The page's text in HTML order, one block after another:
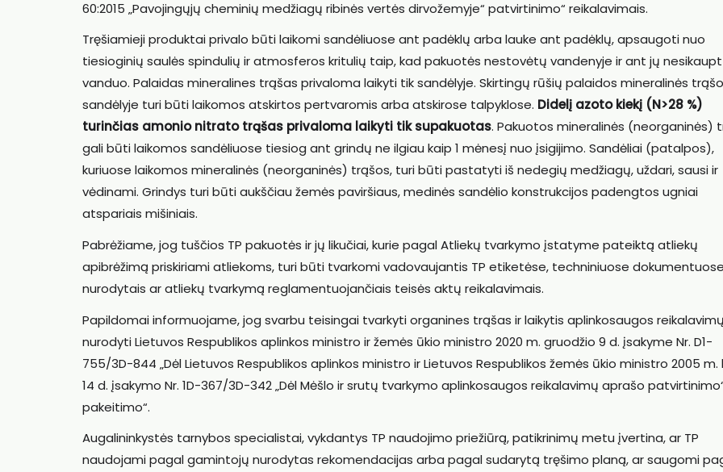
60:2015 „Pavojingųjų cheminių medžiagų ribinės vertės dirvožemyje“ patvirtinimo“ reikalavimais.
Tręšiamieji produktai privalo būti laikomi sandėliuose ant padėklų arba lauke ant padėklų, apsaugoti nuo
tiesioginių saulės spindulių ir atmosferos kritulių taip, kad pakuotės nestovėtų vandenyje ir ant jų
vanduo. Palaidas mineralines trąšas privaloma laikyti tik sandėlyje. Skirtingų rūšių palaidos mineralinės
sandėlyje turi būti laikomos atskirtos pertvaromis arba atskirose talpyklose. Didelį azoto kiekį (N>28 %)
turinčias amonio nitrato trąšas privaloma laikyti tik supakuotas. Pakuotos mineralinės (neorganinės)
gali būti laikomos sandėliuose tiesiog ant grindų ne ilgiau kaip 1 mėnesį nuo įsigijimo. Sandėliai (patalpos),
kuriuose laikomos mineralinės (neorganinės) trąšos, turi būti pastatyti iš nedegių medžiagų, uždari, sausi ir
vėdinami. Grindys turi būti aukščiau žemės paviršiaus, medinės sandėlio konstrukcijos padengtos ugniai
atspariais mišiniais.
Pabrėžiame, jog tuščios TP pakuotės ir jų likučiai, kurie pagal Atliekų tvarkymo įstatyme pateiktą atliekų
apibrėžimą priskiriami atliekoms, turi būti tvarkomi vadovaujantis TP etiketėse, techniniuose
nurodytais ar atliekų tvarkymą reglamentuojančiais teisės aktų reikalavimais.
Papildomai informuojame, jog svarbu teisingai tvarkyti organines trąšas ir laikytis aplinkosaugos
nurodyti Lietuvos Respublikos aplinkos ministro ir žemės ūkio ministro 2020 m. gruodžio 9 d. įsakyme Nr. D1-
755/3D-844 „Dėl Lietuvos Respublikos aplinkos ministro ir Lietuvos Respublikos žemės ūkio ministro 2005 m.
14 d. įsakymo Nr. 1D-367/3D-342 „Dėl Mėšlo ir srutų tvarkymo aplinkosaugos reikalavimų aprašo
pakeitimo“.
Augalininkystės tarnybos specialistai, vykdantys TP naudojimo priežiūrą, patikrinimų metu įvertina, ar TP
naudojami pagal gamintojų nurodytas rekomendacijas arba pagal sudarytą tręšimo planą, ar saugomi